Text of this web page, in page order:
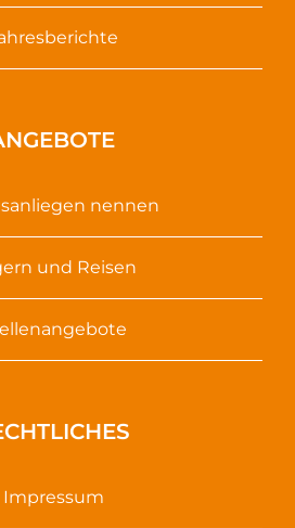
nennen
und Reisen
Impressum